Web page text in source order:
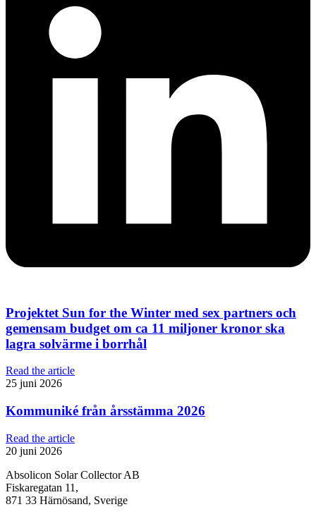
Projektet Sun for the Winter med sex partners och
gemensam budget om ca 11 miljoner kronor ska
lagra solvärme i borrhål
Read the article
25 juni 2026
Kommuniké från årsstämma 2026
Read the article
20 juni 2026
Absolicon Solar Collector AB
Fiskaregatan 11,
871 33 Härnösand, Sverige